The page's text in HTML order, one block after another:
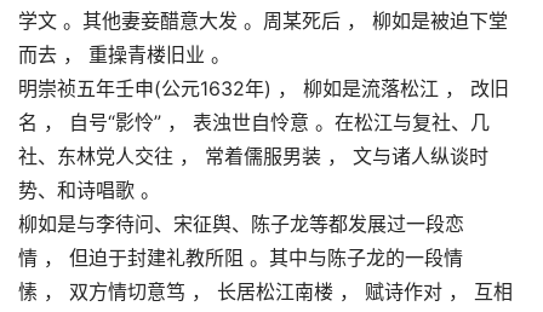
学文 。其他妻妾醋意大发 。周某死后 ， 柳如是被迫下堂
而去 ， 重操青楼旧业 。
明崇祯五年壬申(公元1632年) ， 柳如是流落松江 ， 改旧
名 ， 自号“影怜” ， 表浊世自怜意 。在松江与复社、几
社、东林党人交往 ， 常着儒服男装 ， 文与诸人纵谈时
势、和诗唱歌 。
柳如是与李待问、宋征舆、陈子龙等都发展过一段恋
情 ， 但迫于封建礼教所阻 。其中与陈子龙的一段情
愫 ， 双方情切意笃 ， 长居松江南楼 ， 赋诗作对 ， 互相